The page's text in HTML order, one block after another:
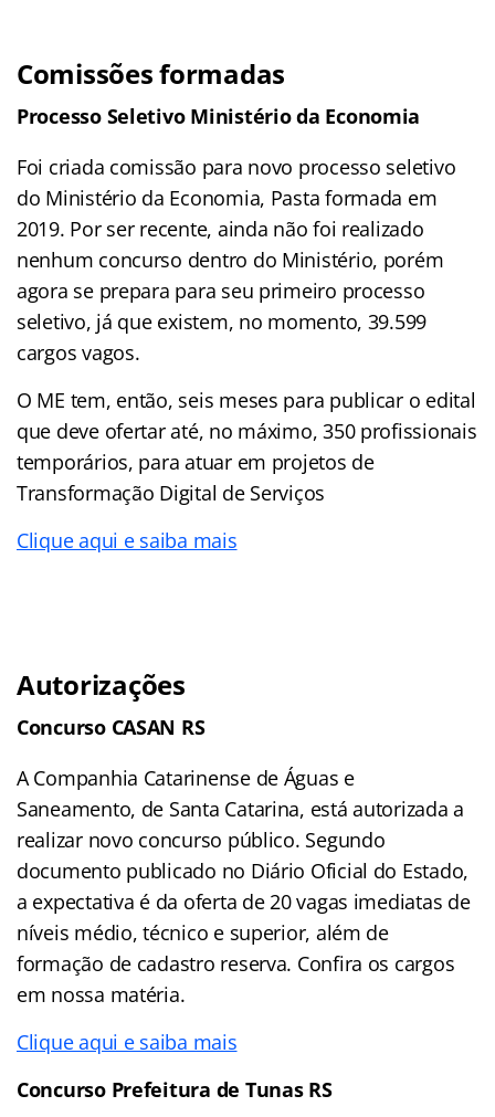
Comissões formadas
Processo Seletivo Ministério da Economia
Foi criada comissão para novo processo seletivo
do Ministério da Economia, Pasta formada em
2019. Por ser recente, ainda não foi realizado
nenhum concurso dentro do Ministério, porém
agora se prepara para seu primeiro processo
seletivo, já que existem, no momento, 39.599
cargos vagos.
O ME tem, então, seis meses para publicar o edital
que deve ofertar até, no máximo, 350 profissionais
temporários, para atuar em projetos de
Transformação Digital de Serviços
Clique aqui e saiba mais
Autorizações
Concurso CASAN RS
A Companhia Catarinense de Águas e
Saneamento, de Santa Catarina, está autorizada a
realizar novo concurso público. Segundo
documento publicado no Diário Oficial do Estado,
a expectativa é da oferta de 20 vagas imediatas de
níveis médio, técnico e superior, além de
formação de cadastro reserva. Confira os cargos
em nossa matéria.
Clique aqui e saiba mais
Concurso Prefeitura de Tunas RS